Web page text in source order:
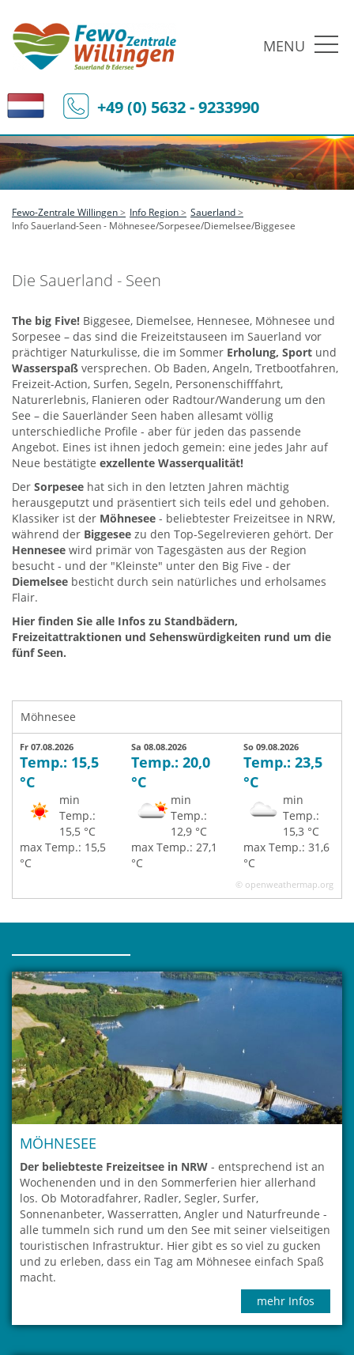
MENU
+49 (0) 5632 - 9233990
Fewo-Zentrale Willingen Info Region
Sauerland
Info Sauerland-Seen - Möhnesee/Sorpesee/Diemelsee/Biggesee
Die Sauerland - Seen
The big Five! Biggesee, Diemelsee, Hennesee, Möhnesee und
Sorpesee – das sind die Freizeitstauseen im Sauerland vor
prächtiger Naturkulisse, die im Sommer Erholung, Sport und
Wasserspaß versprechen. Ob Baden, Angeln, Tretbootfahren,
Freizeit-Action, Surfen, Segeln, Personenschifffahrt,
Naturerlebnis, Flanieren oder Radtour/Wanderung um den
See – die Sauerländer Seen haben allesamt völlig
unterschiedliche Profile - aber für jeden das passende
Angebot. Eines ist ihnen jedoch gemein: eine jedes Jahr auf
Neue bestätigte exzellente Wasserqualität!
Der Sorpesee hat sich in den letzten Jahren mächtig
herausgeputzt und präsentiert sich teils edel und gehoben.
Klassiker ist der Möhnesee - beliebtester Freizeitsee in NRW,
während der Biggesee zu den Top-Segelrevieren gehört. Der
Hennesee wird primär von Tagesgästen aus der Region
besucht - und der "Kleinste" unter den Big Five - der
Diemelsee besticht durch sein natürliches und erholsames
Flair.
Hier finden Sie alle Infos zu Standbädern,
Freizeitattraktionen und Sehenswürdigkeiten rund um die
fünf Seen.
Möhnesee
Fr 07.08.2026
Temp.: 15,5
°C
min
Temp.:
15,5 °C
max Temp.: 15,5
°C
Sa 08.08.2026
Temp.: 20,0
°C
min
Temp.:
12,9 °C
max Temp.: 27,1
°C
So 09.08.2026
Temp.: 23,5
°C
min
Temp.:
15,3 °C
max Temp.: 31,6
°C
© openweathermap.org
MÖHNESEE
Der beliebteste Freizeitsee in NRW - entsprechend ist an
Wochenenden und in den Sommerferien hier allerhand
los. Ob Motoradfahrer, Radler, Segler, Surfer,
Sonnenanbeter, Wasserratten, Angler und Naturfreunde -
alle tummeln sich rund um den See mit seiner vielseitigen
touristischen Infrastruktur. Hier gibt es so viel zu gucken
und zu erleben, dass ein Tag am Möhnesee einfach Spaß
macht.
mehr Infos